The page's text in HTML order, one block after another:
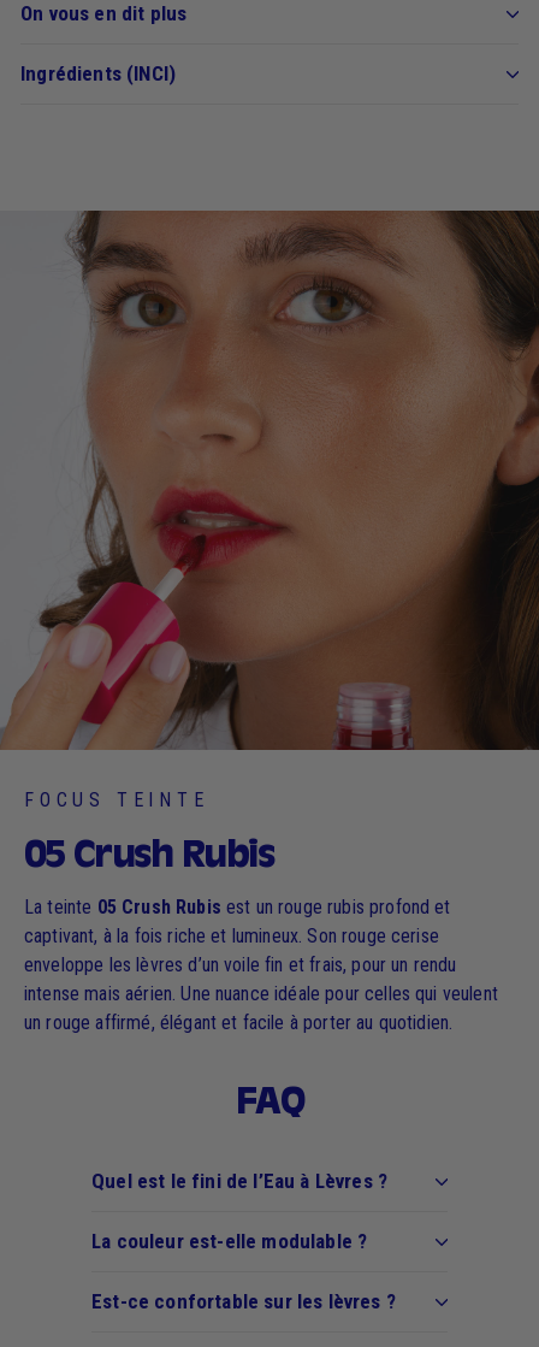
On vous en dit plus
Ingrédients (INCI)
FOCUS TEINTE
05 Crush Rubis
La teinte 05 Crush Rubis est un rouge rubis profond et
captivant, à la fois riche et lumineux. Son rouge cerise
enveloppe les lèvres d’un voile fin et frais, pour un rendu
intense mais aérien. Une nuance idéale pour celles qui veulent
un rouge affirmé, élégant et facile à porter au quotidien.
FAQ
Quel est le fini de l’Eau à Lèvres ?
La couleur est-elle modulable ?
Est-ce confortable sur les lèvres ?